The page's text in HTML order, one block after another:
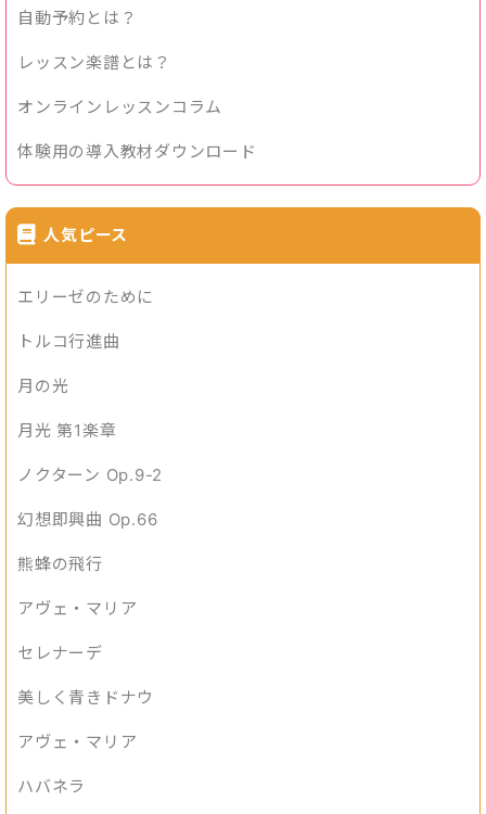
自動予約とは？
レッスン楽譜とは？
オンラインレッスンコラム
体験用の導入教材ダウンロード
人気ピース
エリーゼのために
トルコ行進曲
月の光
月光 第1楽章
ノクターン Op.9-2
幻想即興曲 Op.66
熊蜂の飛行
アヴェ・マリア
セレナーデ
美しく青きドナウ
アヴェ・マリア
ハバネラ